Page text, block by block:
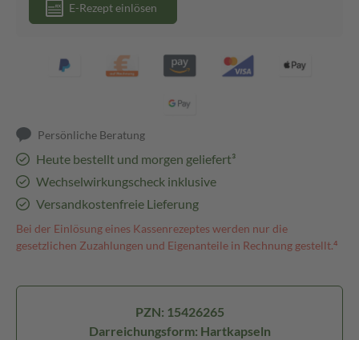
E-Rezept einlösen
Persönliche Beratung
Heute bestellt und morgen geliefert³
Wechselwirkungscheck inklusive
Versandkostenfreie Lieferung
Bei der Einlösung eines Kassenrezeptes werden nur die
gesetzlichen Zuzahlungen und Eigenanteile in Rechnung gestellt.⁴
PZN: 15426265
Darreichungsform: Hartkapseln